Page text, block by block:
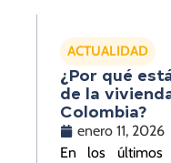
ACTUALIDAD
¿Por qué
de la
Colombia?
enero 11, 2026
En los